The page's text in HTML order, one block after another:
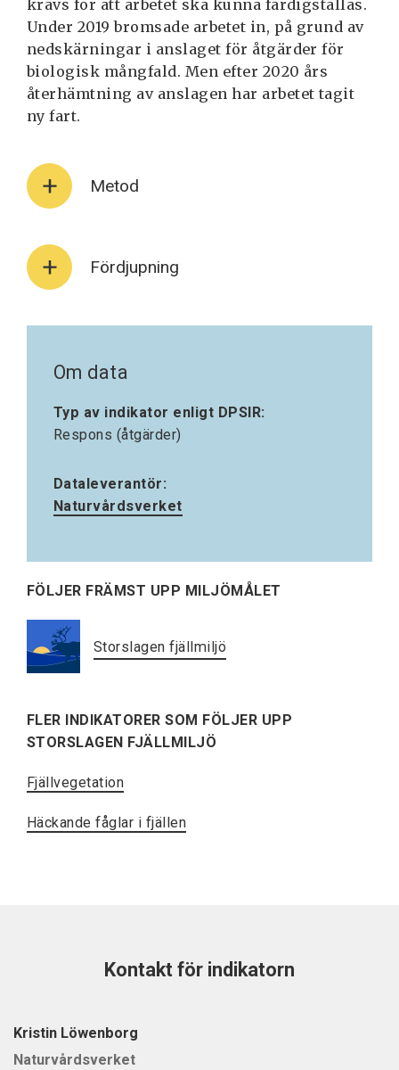
krävs för att arbetet ska kunna färdigställas.
Under 2019 bromsade arbetet in, på grund av
nedskärningar i anslaget för åtgärder för
biologisk mångfald. Men efter 2020 års
återhämtning av anslagen har arbetet tagit
ny fart.
Metod
Fördjupning
Om data
Typ av indikator enligt DPSIR:
Respons (åtgärder)
Dataleverantör:
Naturvårdsverket
FÖLJER FRÄMST UPP MILJÖMÅLET
Storslagen fjällmiljö
FLER INDIKATORER SOM FÖLJER UPP
STORSLAGEN FJÄLLMILJÖ
Fjällvegetation
Häckande fåglar i fjällen
Kontakt för indikatorn
Kristin Löwenborg
Naturvårdsverket